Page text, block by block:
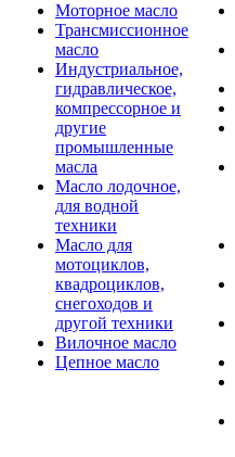
Моторное масло
Трансмиссионное
масло
Индустриальное,
гидравлическое,
компрессорное и
другие
промышленные
масла
Масло лодочное,
для водной
техники
Масло для
мотоциклов,
квадроциклов,
снегоходов и
другой техники
Вилочное масло
Цепное масло